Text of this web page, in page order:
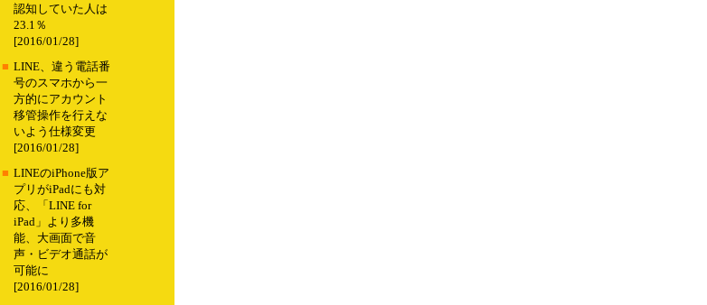
認知していた人は
23.1％
[2016/01/28]
■ LINE、違う電話番
号のスマホから一
方的にアカウント
移管操作を行えな
いよう仕様変更
[2016/01/28]
■ LINEのiPhone版ア
プリがiPadにも対
応、「LINE for
iPad」より多機
能、大画面で音
声・ビデオ通話が
可能に
[2016/01/28]